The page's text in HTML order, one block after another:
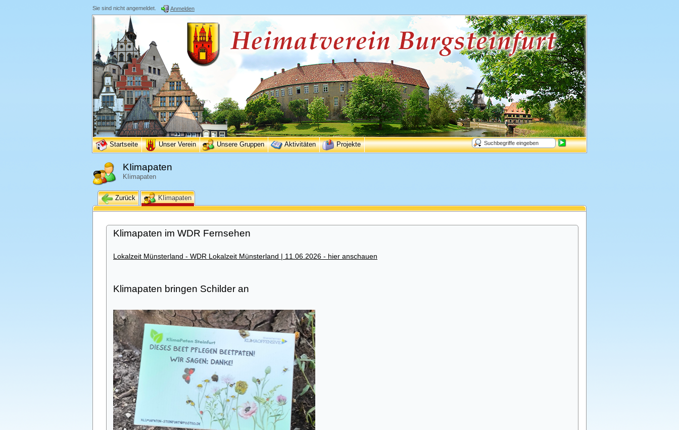
Sie sind nicht angemeldet. Anmelden
Startseite Unser Verein Unsere Gruppen Aktivitäten Projekte
KIimapaten
KIimapaten
Zurück KIimapaten
Klimapaten im WDR Fernsehen
Lokalzeit Münsterland - WDR Lokalzeit Münsterland | 11.06.2026 - hier anschauen
Klimapaten bringen Schilder an